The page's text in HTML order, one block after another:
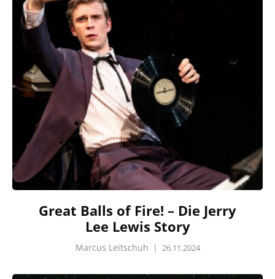
Great Balls of Fire! – Die Jerry
Lee Lewis Story
Marcus Leitschuh | 26.11.2024